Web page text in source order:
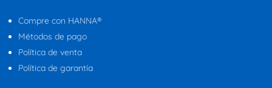
Compre con HANNA®
Métodos de pago
Política de venta
Política de garantía